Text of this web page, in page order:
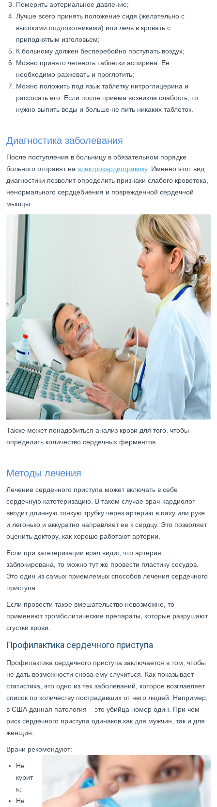
Померить артериальное давление;
Лучше всего принять положение сидя (желательно с
высокими подлокотниками) или лечь в кровать с
приподнятым изголовьем;
К больному должен бесперебойно поступать воздух;
Можно принято четверть таблетки аспирина. Ее
необходимо разжевать и проглотить;
Можно положить под язык таблетку нитроглицерина и
рассосать его. Если после приема возникла слабость, то
нужно выпить воды и больше не пить никаких таблеток.
Диагностика заболевания
После поступления в больницу в обязательном порядке
больного отправят наэлектрокардиограмму. Именно этот вид
диагностики позволит определить признаки слабого кровотока,
ненормального сердцебиения и поврежденной сердечной
мышцы.
Также может понадобиться анализ крови для того, чтобы
определить количество сердечных ферментов.
Методы лечения
Лечение сердечного приступа может включать в себе
сердечную катетеризацию. В таком случае врач-кардиолог
вводит длинную тонкую трубку через артерию в паху или руке
и легонько и аккуратно направляет ее к сердцу. Это позволяет
оценить доктору, как хорошо работают артерии.
Если при катетеризации врач видит, что артерия
заблокирована, то можно тут же провести пластику сосудов.
Это один из самых приемлемых способов лечения сердечного
приступа.
Если провести такое вмешательство невозможно, то
применяют тромболитические препараты, которые разрушают
сгустки крови.
Профилактика сердечного приступа
Профилактика сердечного приступа заключается в том, чтобы
не дать возможности снова ему случиться. Как показывает
статистика, это одно из тех заболеваний, которое возглавляет
список по количеству пострадавших от него людей. Например,
в США данная патология – это убийца номер один. При чем
риск сердечного приступа одинаков как для мужчин, так и для
женщин.
Врачи рекомендуют:
Не
курит
ь;
Не